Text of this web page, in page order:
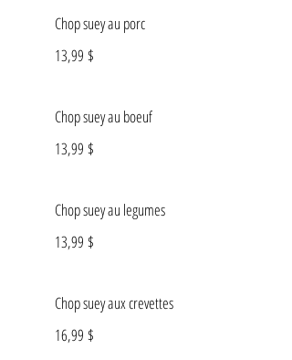
Chop suey au porc
13,99 $
Chop suey au boeuf
13,99 $
Chop suey au legumes
13,99 $
Chop suey aux crevettes
16,99 $